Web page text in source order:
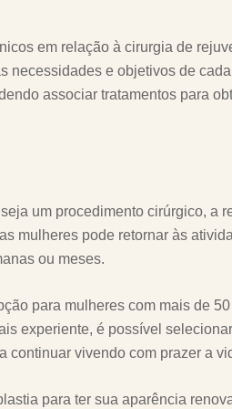
em relação à cirurgia de
necessidades e objetivos de
associar tratamentos para
um procedimento cirúrgico, a
mulheres pode retornar às
ou meses.
para mulheres com mais de
experiente, é possível
continuar vivendo com prazer a
para ter sua aparência